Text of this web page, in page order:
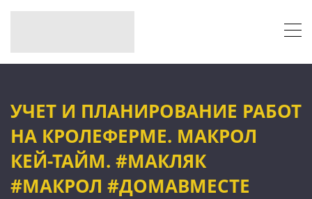
УЧЕТ И ПЛАНИРОВАНИЕ РАБОТ
НА КРОЛЕФЕРМЕ. МАКРОЛ
КЕЙ-ТАЙМ. #МАКЛЯК
#МАКРОЛ #ДОМАВМЕСТЕ